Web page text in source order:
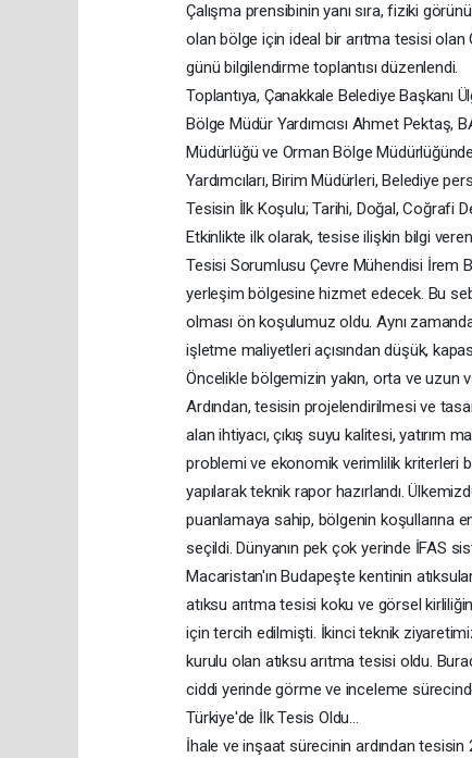
Çalışma prensibinin yanı sıra, fiziki
olan bölge için ideal bir arıtma tesisi olan
günü bilgilendirme toplantısı düzenlendi.
Toplantıya, Çanakkale Belediye Başkanı
Bölge Müdür Yardımcısı Ahmet Pektaş,
Müdürlüğü ve Orman Bölge
Yardımcıları, Birim Müdürleri, Belediye
Tesisin İlk Koşulu; Tarihi, Doğal, Coğrafi
Etkinlikte ilk olarak, tesise ilişkin bilgi
Tesisi Sorumlusu Çevre Mühendisi İrem
yerleşim bölgesine hizmet edecek. Bu
olması ön koşulumuz oldu. Aynı
işletme maliyetleri açısından düşük,
Öncelikle bölgemizin yakın, orta ve uzun
Ardından, tesisin projelendirilmesi ve
alan ihtiyacı, çıkış suyu kalitesi, yatırım
problemi ve ekonomik verimlilik kriterleri
yapılarak teknik rapor hazırlandı.
puanlamaya sahip, bölgenin koşullarına
seçildi. Dünyanın pek çok yerinde İFAS
Macaristan'ın Budapeşte kentinin
atıksu arıtma tesisi koku ve görsel
için tercih edilmişti. İkinci teknik
kurulu olan atıksu arıtma tesisi oldu.
ciddi yerinde görme ve inceleme
Türkiye'de İlk Tesis Oldu…
İhale ve inşaat sürecinin ardından tesisin